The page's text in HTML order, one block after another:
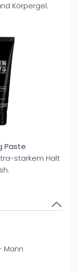
Körpergel.
Paste
starkem Halt
Mann